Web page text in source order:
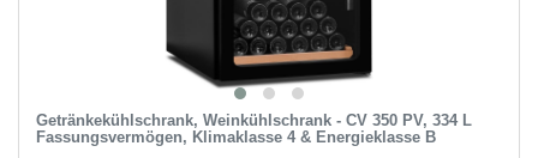
Getränkekühlschrank, Weinkühlschrank - CV 350 PV, 334 L
Fassungsvermögen, Klimaklasse 4 & Energieklasse B